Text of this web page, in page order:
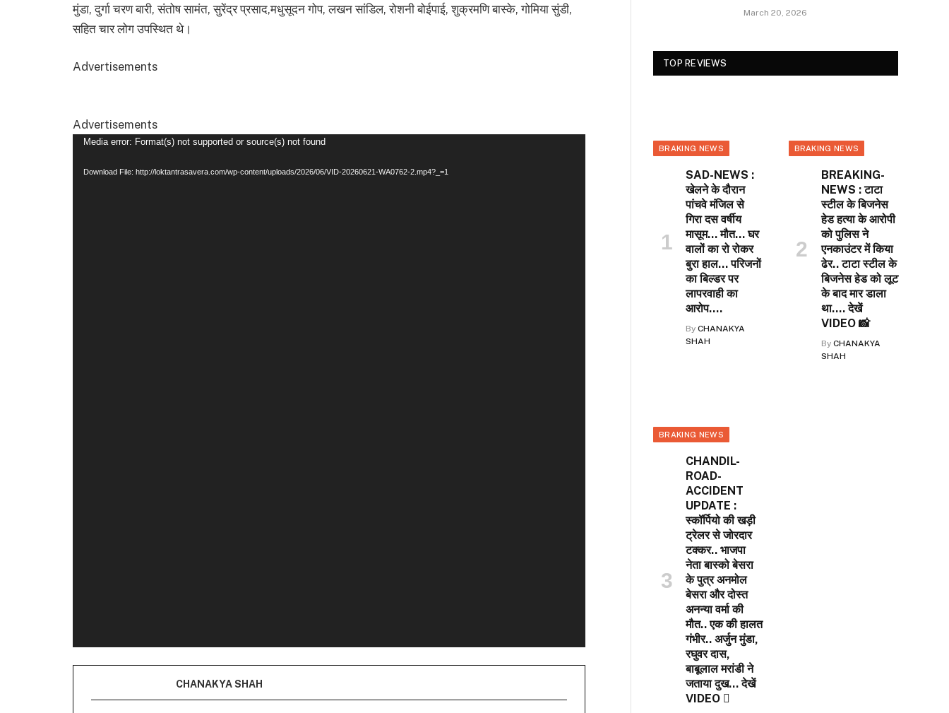
मुंडा, दुर्गा चरण बारी, संतोष सामंत, सुरेंद्र प्रसाद,मधुसूदन गोप, लखन सांडिल, रोशनी बोईपाई, शुक्रमणि बास्के, गोमिया सुंडी,
सहित चार लोग उपस्थित थे।
Advertisements
Advertisements
Video
Media error: Format(s) not supported or source(s) not found
Download File: http://loktantrasavera.com/wp-content/uploads/2026/06/VID-20260621-WA0762-2.mp4?_=1
CHANAKYA SHAH
March 20, 2026
TOP REVIEWS
BRAKING NEWS
SAD-NEWS :
खेलने के दौरान
पांचवे मंजिल से
गिरा दस वर्षीय
मासूम… मौत… घर
वालों का रो रोकर
बुरा हाल… परिजनों
का बिल्डर पर
लापरवाही का
आरोप….
By CHANAKYA
SHAH
BRAKING NEWS
BREAKING-
NEWS : टाटा
स्टील के बिजनेस
हेड हत्या के आरोपी
को पुलिस ने
एनकाउंटर में किया
ढेर.. टाटा स्टील के
बिजनेस हेड को लूट
के बाद मार डाला
था…. देखें
VIDEO 📸
By CHANAKYA
SHAH
BRAKING NEWS
CHANDIL-
ROAD-
ACCIDENT
UPDATE :
स्कॉर्पियो की खड़ी
ट्रेलर से जोरदार
टक्कर.. भाजपा
नेता बास्को बेसरा
के पुत्र अनमोल
बेसरा और दोस्त
अनन्या वर्मा की
मौत.. एक की हालत
गंभीर.. अर्जुन मुंडा,
रघुवर दास,
बाबूलाल मरांडी ने
जताया दुख… देखें
VIDEO 